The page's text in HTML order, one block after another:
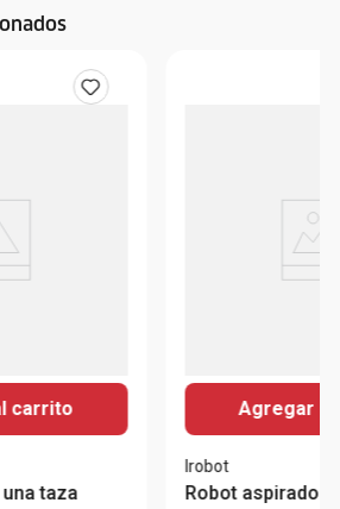
carrito Agregar
Irobot
Robot aspirador